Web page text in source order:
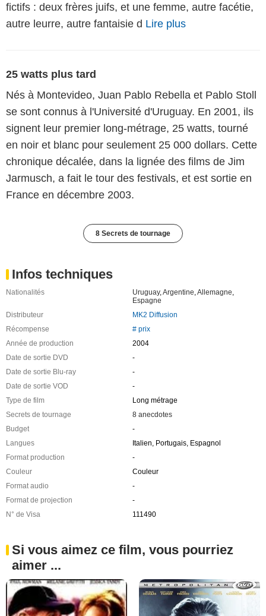
fictifs : deux frères juifs, et une femme, autre facétie,
autre leurre, autre fantaisie d Lire plus
25 watts plus tard
Nés à Montevideo, Juan Pablo Rebella et Pablo Stoll
se sont connus à l'Université d'Uruguay. En 2001, ils
signent leur premier long-métrage, 25 watts, tourné
en noir et blanc pour seulement 25 000 dollars. Cette
chronique décalée, dans la lignée des films de Jim
Jarmusch, a fait le tour des festivals, et est sortie en
France en décembre 2003.
8 Secrets de tournage
Infos techniques
Nationalités Uruguay,Argentine,Allemagne,
Espagne
Distributeur
MK2 Diffusion
Récompense
# prix
Année de production
2004
Date de sortie DVD
-
Date de sortie Blu-ray
-
Date de sortie VOD
-
Type de film
Long métrage
Secrets de tournage
8 anecdotes
Budget
-
Langues
Italien, Portugais, Espagnol
Format production
-
Couleur
Couleur
Format audio
-
Format de projection
-
N° de Visa
111490
Si vous aimez ce film, vous pourriez
aimer ...